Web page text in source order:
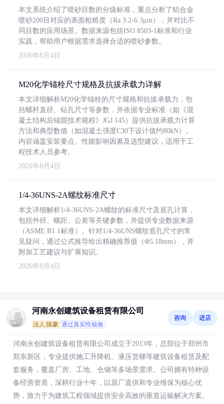
本文系统介绍了喷砂目数的分级标准，重点分析了铝合金
喷砂200目对应的表面粗糙度（Ra 3.2-6.3μm），并对比不
同目数的应用场景。数据来源包括ISO 8503-1标准和行业
实践，帮助用户根据需求选择合适的喷砂参数。
2026年8月4日
M20化学锚栓尺寸规格及抗拔承载力详解
本文详细解析M20化学锚栓的尺寸规格和抗拔承载力，包
括螺杆直径、钻孔尺寸等参数，并依据专业标准（如《混
凝土结构后锚固技术规程》JGJ 145）提供抗拔承载力计算
方法和典型数值（如混凝土强度C30下设计值约80kN）。
内容涵盖安装要点、性能影响因素及选型建议，适用于工
程技术人员参考。
2026年8月4日
1/4-36UNS-2A螺纹标准尺寸
本文详细解析1/4-36UNS-2A螺纹的标准尺寸及底孔计算，
包括外径、螺距、公差等关键参数，并提供专业数据来源
（ASME B1.1标准）。针对1/4-36UNS螺纹底孔尺寸的常
见疑问，通过公式推导给出精确推荐值（Φ5.18mm），并
附加工艺建议与扩展知识。
2026年8月4日
河南永创建筑设备租赁有限公司
法人:陈豪 通过真实性核验
咨询 进店
河南永创建筑设备租赁有限公司成立于2013年，总部位于郑州市
郑东新区，专业提供施工升降机、液压货梯等建筑设备租赁及配
套服务，覆盖厂房、工地、仓储等多场景需求。公司拥有特种设
备经营资质，深耕行业十年，以原厂直供和专业维保为核心优
势，致力于为建筑工程领域提供安全高效的垂直运输解决方案。